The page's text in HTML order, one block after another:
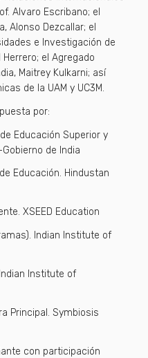
Alvaro Escribano; el
Alonso Dezcallar; el
e Investigación de
Herrero; el Agregado
Maitrey Kulkarni; así
de la UAM y UC3M.
por:
Educación Superior y
de India
Educación. Hindustan
XSEED Education
Indian Institute of
Institute of
Principal. Symbiosis
con participación